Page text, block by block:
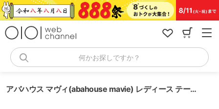
コ
ン
何かお探しですか？
アバハウス マヴィ(abahouse mavie) レディース テーラードジャケット